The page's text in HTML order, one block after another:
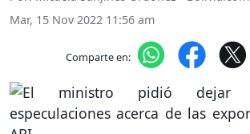
Mar, 15 Nov 2022 11:56 am
Comparte en: